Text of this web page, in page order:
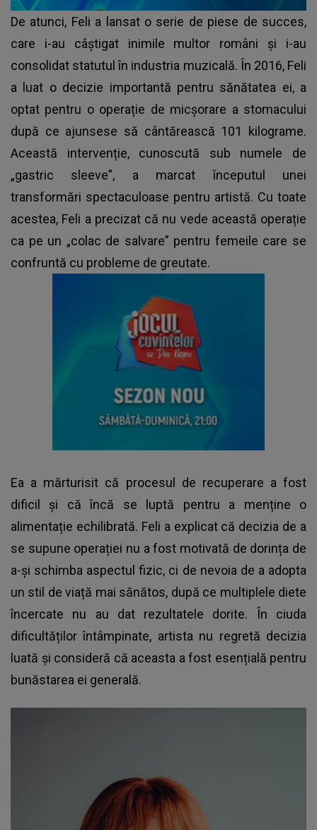
De atunci, Feli a lansat o serie de piese de succes,
care i-au câștigat inimile multor români și i-au
consolidat statutul în industria muzicală. În 2016, Feli
a luat o decizie importantă pentru sănătatea ei, a
optat pentru o operație de micșorare a stomacului
după ce ajunsese să cântărească 101 kilograme.
Această intervenție, cunoscută sub numele de
„gastric sleeve”, a marcat începutul unei
transformări spectaculoase pentru artistă. Cu toate
acestea, Feli a precizat că nu vede această operație
ca pe un „colac de salvare” pentru femeile care se
confruntă cu probleme de greutate.
Ea a mărturisit că procesul de recuperare a fost
dificil și că încă se luptă pentru a menține o
alimentație echilibrată. Feli a explicat că decizia de a
se supune operației nu a fost motivată de dorința de
a-și schimba aspectul fizic, ci de nevoia de a adopta
un stil de viață mai sănătos, după ce multiplele diete
încercate nu au dat rezultatele dorite. În ciuda
dificultăților întâmpinate, artista nu regretă decizia
luată și consideră că aceasta a fost esențială pentru
bunăstarea ei generală.